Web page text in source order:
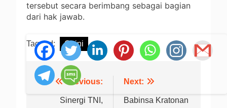
tersebut secara berimbang sebagai bagian
dari hak jawab.
Tagged: Opini
Navigasi
Previous:
Sinergi TNI,
Next:
Babinsa Kratonan